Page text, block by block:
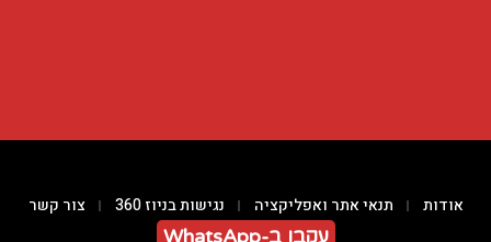
אודות תנאי אתר ואפליקציה נגישות בניוז 360 צור קשר
עקבו ב-WhatsApp